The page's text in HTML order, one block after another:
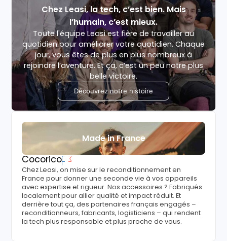
Chez Leasi, la tech, c’est bien. Mais
l’humain, c’est mieux.
Toute l'équipe Leasi est fière de travailler au
quotidien pour améliorer votre quotidien. Chaque
jour, vous êtes de plus en plus nombreux à
rejoindre l’aventure. Et ça, c’est un peu notre plus
belle victoire.
Découvrez notre histoire
Made in France
Cocorico
Chez Leasi, on mise sur le reconditionnement en
France pour donner une seconde vie à vos appareils
avec expertise et rigueur. Nos accessoires ? Fabriqués
localement pour allier qualité et impact réduit. Et
derrière tout ça, des partenaires français engagés –
reconditionneurs, fabricants, logisticiens – qui rendent
la tech plus responsable et plus proche de vous.